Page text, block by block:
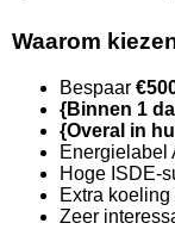
Waarom
Bespaar
{Binnen 1
{Overal in
Energielabel
Hoge ISDE-
Extra
Zeer